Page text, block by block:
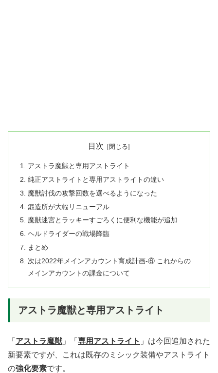
目次
アストラ魔獣と専用アストライト
純正アストライトと専用アストライトの違い
魔獣討伐の攻撃回数を選べるようになった
鍛造所が大幅リニューアル
魔獣迷宮とラッキーすごろくに便利な機能が追加
ヘルドライダーの戦場降臨
まとめ
次は2022年メインアカウント育成計画-⑥ これからの
メインアカウントの課金について
アストラ魔獣と専用アストライト
「 アストラ魔獣 」「 専用アストライト 」は今回追加された
新要素ですが、これは既存のミシック装備やアストライト
の強化要素です。